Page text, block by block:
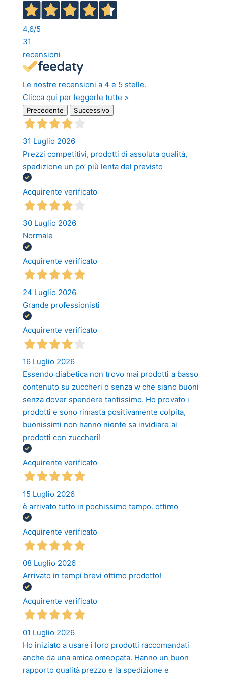
4,6/5
31
recensioni
Le nostre recensioni a 4 e 5 stelle.
Clicca qui per leggerle tutte >
Precedente Successivo
31 Luglio 2026
Prezzi competitivi, prodotti di assoluta qualità,
spedizione un po’ più lenta del previsto
Acquirente verificato
30 Luglio 2026
Normale
Acquirente verificato
24 Luglio 2026
Grande professionisti
Acquirente verificato
16 Luglio 2026
Essendo diabetica non trovo mai prodotti a basso
contenuto su zuccheri o senza w che siano buoni
senza dover spendere tantissimo. Ho provato i
prodotti e sono rimasta positivamente colpita,
buonissimi non hanno niente sa invidiare ai
prodotti con zuccheri!
Acquirente verificato
15 Luglio 2026
è arrivato tutto in pochissimo tempo. ottimo
Acquirente verificato
08 Luglio 2026
Arrivato in tempi brevi ottimo prodotto!
Acquirente verificato
01 Luglio 2026
Ho iniziato a usare i loro prodotti raccomandati
anche da una amica omeopata. Hanno un buon
rapporto qualità prezzo e la spedizione e